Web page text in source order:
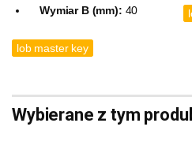
Wymiar B (mm): 40
lob master key
Wybierane z tym